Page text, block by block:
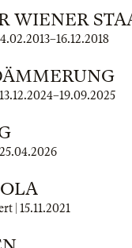
WIENER
–16.12.2018
13.12.2024–19.09.2025
25.04.2026
| 15.11.2021